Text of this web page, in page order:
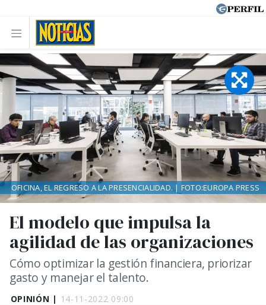
OPINIÓN | 14-11-2022 09:00
El modelo que impulsa la
agilidad de las organizaciones
Cómo optimizar la gestión financiera, priorizar
gasto y manejar el talento.
OFICINA, EL REGRESO A LA PRESENCIALIDAD. | FOTO:EUROPA PRESS